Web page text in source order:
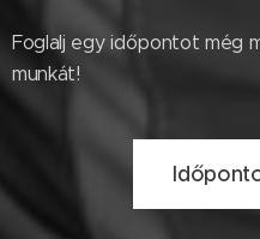
Foglalj egy időpontot még
munkát!